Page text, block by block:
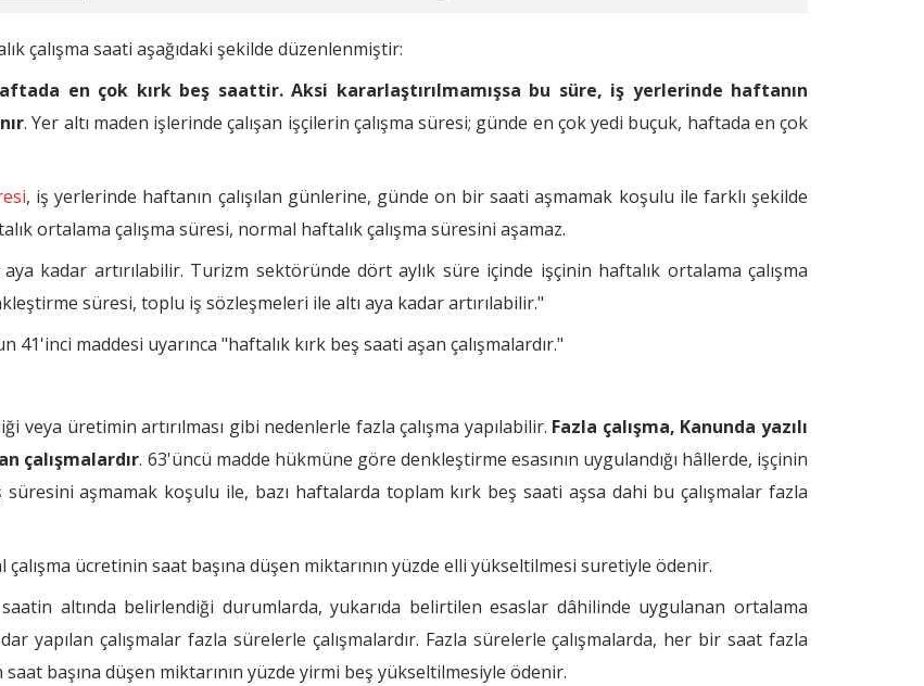
Çalışma Ücreti Nasıl Hesaplanır?
mi?
Dikkate Alınır mı?
Yaptırılabilir mi?
çalışma saati aşağıdaki şekilde düzenlenmiştir:
en çok kırk beş saattir. Aksi kararlaştırılmamışsa bu süre, iş yerlerinde haftanın
. Yer altı maden işlerinde çalışan işçilerin çalışma süresi; günde en çok yedi buçuk, haftada en çok
, iş yerlerinde haftanın çalışılan günlerine, günde on bir saati aşmamak koşulu ile farklı şekilde
ortalama çalışma süresi, normal haftalık çalışma süresini aşamaz.
kadar artırılabilir. Turizm sektöründe dört aylık süre içinde işçinin haftalık ortalama çalışma
süresi, toplu iş sözleşmeleri ile altı aya kadar artırılabilir."
41'inci maddesi uyarınca "haftalık kırk beş saati aşan çalışmalardır."
veya üretimin artırılması gibi nedenlerle fazla çalışma yapılabilir. Fazla çalışma, Kanunda yazılı
çalışmalardır. 63'üncü madde hükmüne göre denkleştirme esasının uygulandığı hâllerde, işçinin
aşmamak koşulu ile, bazı haftalarda toplam kırk beş saati aşsa dahi bu çalışmalar fazla
ücretinin saat başına düşen miktarının yüzde elli yükseltilmesi suretiyle ödenir.
altında belirlendiği durumlarda, yukarıda belirtilen esaslar dâhilinde uygulanan ortalama
yapılan çalışmalar fazla sürelerle çalışmalardır. Fazla sürelerle çalışmalarda, her bir saat fazla
başına düşen miktarının yüzde yirmi beş yükseltilmesiyle ödenir.